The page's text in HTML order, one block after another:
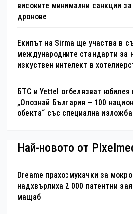
високите минимални санкции
дронове
Екипът на Sirma ще участва в
международните стандарти за
изкуствен интелект в
БТС и Yettel отбелязват
„Опознай България – 100
обекта“ със специална
Най-новото от
Dreame прахосмукачки за
надхвърлиха 2 000 патентни
мащаб